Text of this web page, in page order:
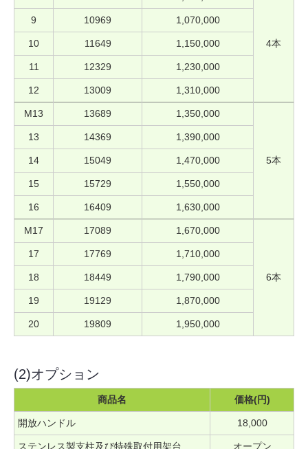
4本
9 10969 1,070,000
10 11649 1,150,000
11 12329 1,230,000
12 13009 1,310,000
M13 13689 1,350,000
5本
13 14369 1,390,000
14 15049 1,470,000
15 15729 1,550,000
16 16409 1,630,000
M17 17089 1,670,000
6本
17 17769 1,710,000
18 18449 1,790,000
19 19129 1,870,000
20 19809 1,950,000
(2)オプション
商品名 価格(円)
開放ハンドル 18,000
ステンレス製支柱及び特殊取付用架台 オープン